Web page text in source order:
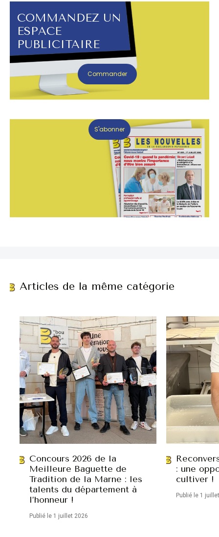
COMMANDEZ UN
ESPACE
PUBLICITAIRE
Commander
S'abonner
Articles de la même catégorie
Concours 2026 de la
Meilleure Baguette de
Tradition de la Marne : les
talents du département à
l’honneur !
Publié le 1 juillet 2026
: une
cultiver !
Publié le 1